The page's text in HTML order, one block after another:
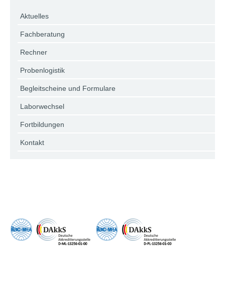
Aktuelles
Fachberatung
Rechner
Probenlogistik
Begleitscheine und Formulare
Laborwechsel
Fortbildungen
Kontakt